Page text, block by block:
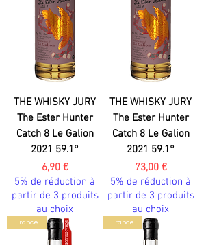
THE WHISKY JURY
The Ester Hunter
Catch 8 Le Galion
2021 59.1°
Prix
6,90 €
5% de réduction à
partir de 3 produits
au choix
THE WHISKY JURY
The Ester Hunter
Catch 8 Le Galion
2021 59.1°
Prix
73,00 €
5% de réduction à
partir de 3 produits
au choix
France France